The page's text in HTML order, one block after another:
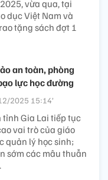
vừa qua, tại
dục Việt Nam và
tặng sách đợt 1
an toàn, phòng
lực học đường
2025 15:14’
tỉnh Gia Lai tiếp tục
vai trò của giáo
quản lý học sinh;
sớm các mâu thuẫn